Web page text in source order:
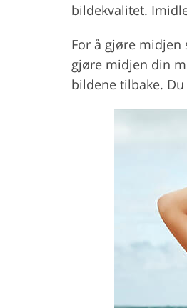
bildekvalitet.
For å gjøre midjen
gjøre midjen din
bildene tilbake.